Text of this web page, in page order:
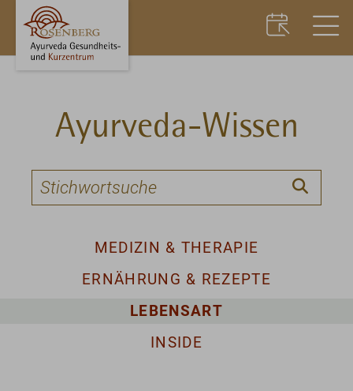
Ayurveda-Wissen
MEDIZIN & THERAPIE
ERNÄHRUNG & REZEPTE
LEBENSART
INSIDE